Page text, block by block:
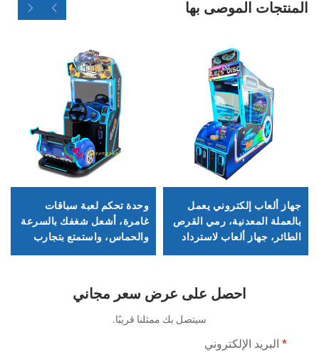
المنتجات الموصى بها
جهاز ألعاب إلكتروني يعمل
بالعملة المعدنية، رمي القرص
الطائر، جهاز ألعاب لاسترداد
وحدة تحكم لعبة سباقات
غامرة، أشعل شغفك بالسرعة
والحماس، واستمتع بتجارب
احصل على عرض سعر مجاني
سيتصل بك ممثلنا قريبًا.
البريد الإلكتروني